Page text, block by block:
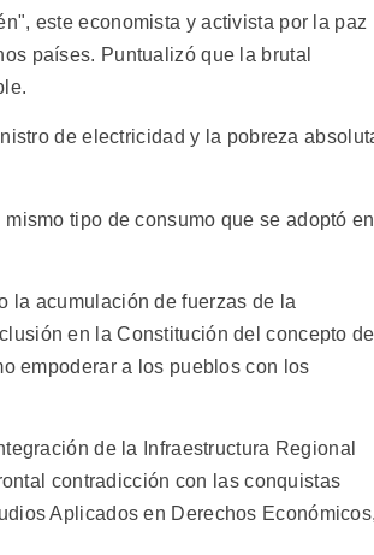
este economista y activista por la paz
países. Puntualizó que la brutal
de electricidad y la pobreza
tipo de consumo que se adoptó en
la acumulación de fuerzas de la
en la Constitución del concepto del
empoderar a los pueblos con los
de la Infraestructura Regional
contradicción con las conquistas
Aplicados en Derechos Económicos,